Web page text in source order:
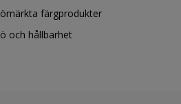
färgprodukter
och hållbarhet